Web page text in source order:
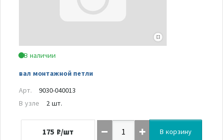
В наличии
вал монтажной петли
Арт.
9030-040013
В узле
2 шт.
175 ₽/шт В корзину